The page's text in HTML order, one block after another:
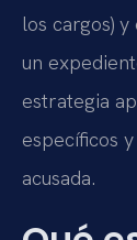
los cargos) y
un
estrategia
específicos
acusada.